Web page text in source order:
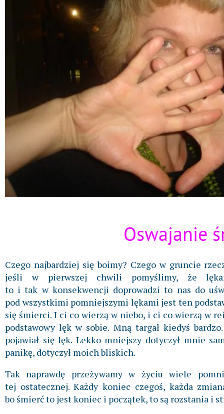
Oswajanie
Czego najbardziej się boimy? Czego w gruncie
jeśli w pierwszej chwili pomyślimy, że
to i tak w konsekwencji doprowadzi to nas do
pod wszystkimi pomniejszymi lękami jest ten
się śmierci. I ci co wierzą w niebo, i ci co wierzą w
podstawowy lęk w sobie. Mną targał kiedyś
pojawiał się lęk. Lekko mniejszy dotyczył mnie
panikę, dotyczył moich bliskich.
Tak naprawdę przeżywamy w życiu wiele
tej ostatecznej. Każdy koniec czegoś, każda
bo śmierć to jest koniec i początek, to są rozstania i